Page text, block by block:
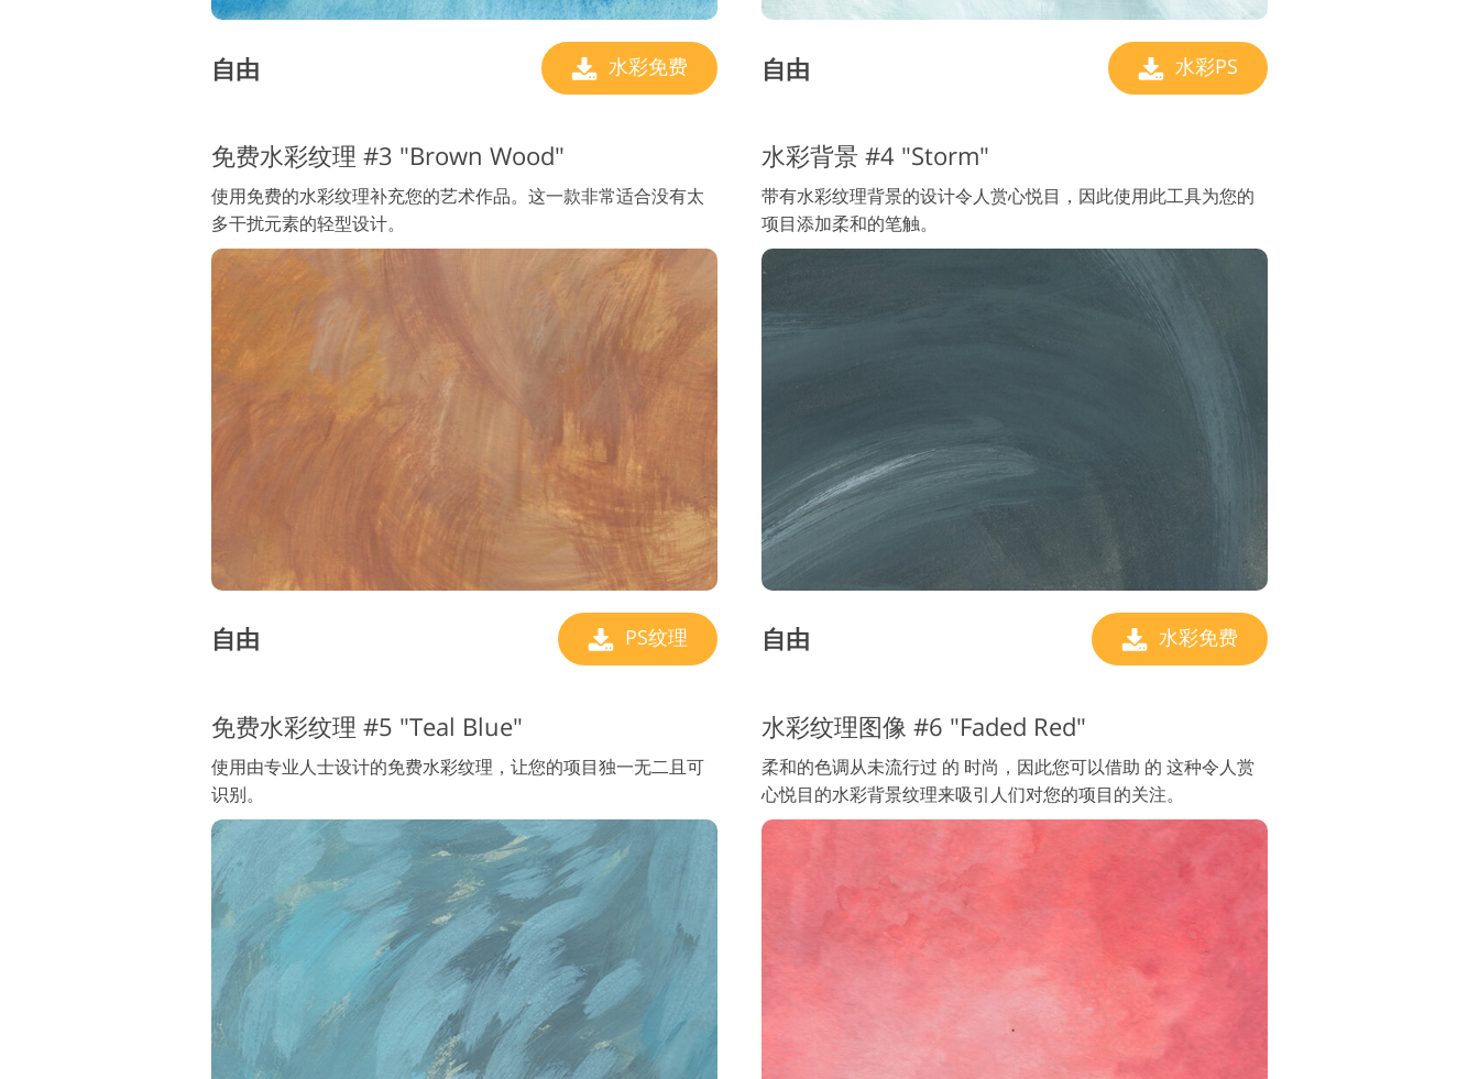
自由 水彩免费 自由 水彩PS
免费水彩纹理 #3 "Brown Wood"
使用免费的水彩纹理补充您的艺术作品。这一款非常适合没有太
多干扰元素的轻型设计。
自由 PS纹理
水彩背景 #4 "Storm"
带有水彩纹理背景的设计令人赏心悦目，因此使用此工具为您的
项目添加柔和的笔触。
自由 水彩免费
免费水彩纹理 #5 "Teal Blue"
使用由专业人士设计的免费水彩纹理，让您的项目独一无二且可
识别。
水彩纹理图像 #6 "Faded Red"
柔和的色调从未流行过 的 时尚，因此您可以借助 的 这种令人赏
心悦目的水彩背景纹理来吸引人们对您的项目的关注。